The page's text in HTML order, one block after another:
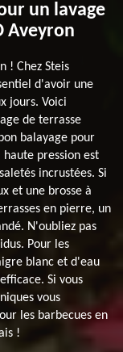
un lavage
Aveyron
! Chez Steis
d'avoir une
jours. Voici
de terrasse
balayage pour
pression est
incrustées. Si
et une brosse à
en pierre, un
N'oubliez pas
Pour les
blanc et d'eau
Si vous
vous
les barbecues en
!